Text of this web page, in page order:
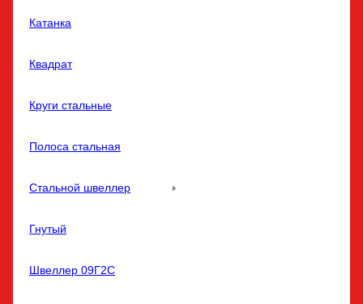
Катанка
Квадрат
Круги стальные
Полоса стальная
Стальной швеллер
Гнутый
Швеллер 09Г2С